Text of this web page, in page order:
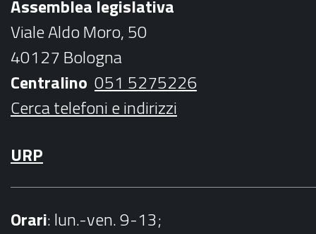
k
a
m
b
e
Assemblea legislativa
Viale Aldo Moro, 50
40127 Bologna
Centralino 051 5275226
Cerca telefoni e indirizzi
URP
Orari: lun.-ven. 9-13;